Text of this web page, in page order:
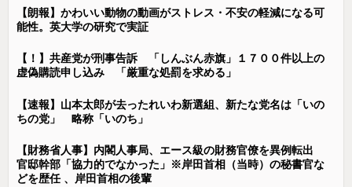
【朗報】かわいい動物の動画がストレス・不安の軽減になる可
能性。英大学の研究で実証
【！】共産党が刑事告訴 「しんぶん赤旗」１７００件以上の
虚偽購読申し込み 「厳重な処罰を求める」
【速報】山本太郎が去ったれいわ新選組、新たな党名は「いの
ちの党」 略称「いのち」
【財務省人事】内閣人事局、エース級の財務官僚を異例転出
官邸幹部「協力的でなかった」※岸田首相（当時）の秘書官な
どを歴任 、岸田首相の後輩